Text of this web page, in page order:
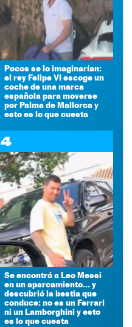
Pocos se lo imaginarían:
el rey Felipe VI escoge un
coche de una marca
española para moverse
por Palma de Mallorca y
esto es lo que cuesta
4
Se encontró a Leo Messi
en un aparcamiento... y
descubrió la bestia que
conduce: no es un Ferrari
ni un Lamborghini y esto
es lo que cuesta